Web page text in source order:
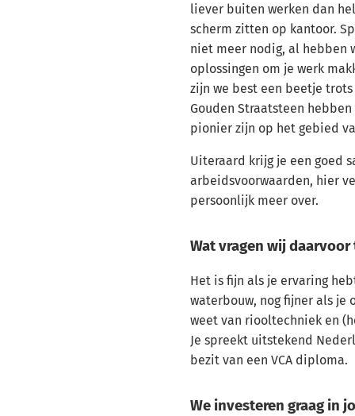
liever buiten werken dan
scherm zitten op kantoor.
niet meer nodig, al hebben
oplossingen om je werk
zijn we best een beetje
Gouden Straatsteen
pionier zijn op het gebied
Uiteraard krijg je een goed
arbeidsvoorwaarden, hier
persoonlijk meer over.
Wat vragen wij daarvoor
Het is fijn als je ervaring
waterbouw, nog fijner als je
weet van riooltechniek en
Je spreekt uitstekend
bezit van een VCA diploma.
We investeren graag in